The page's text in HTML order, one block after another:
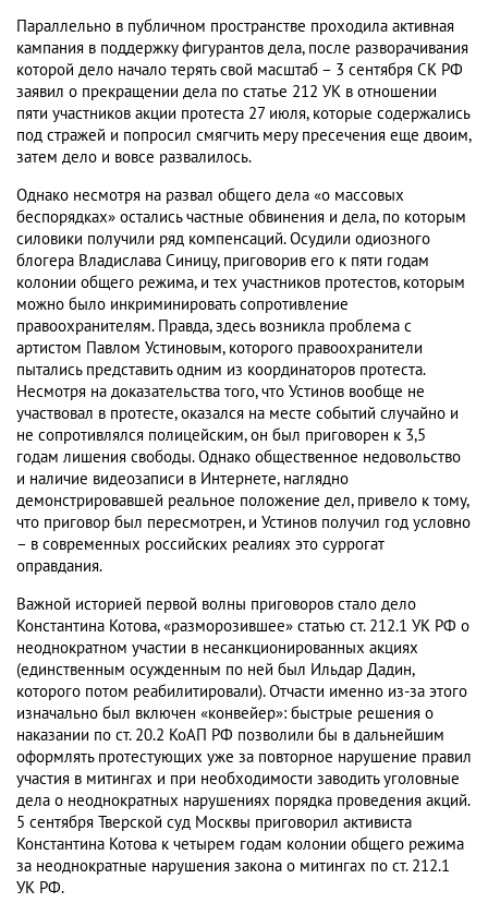
Параллельно в публичном пространстве проходила активная
кампания в поддержку фигурантов дела, после разворачивания
которой дело начало терять свой масштаб – 3 сентября СК РФ
заявил о прекращении дела по статье 212 УК в отношении
пяти участников акции протеста 27 июля, которые содержались
под стражей и попросил смягчить меру пресечения еще двоим,
затем дело и вовсе развалилось.
Однако несмотря на развал общего дела «о массовых
беспорядках» остались частные обвинения и дела, по которым
силовики получили ряд компенсаций. Осудили одиозного
блогера Владислава Синицу, приговорив его к пяти годам
колонии общего режима, и тех участников протестов, которым
можно было инкриминировать сопротивление
правоохранителям. Правда, здесь возникла проблема с
артистом Павлом Устиновым, которого правоохранители
пытались представить одним из координаторов протеста.
Несмотря на доказательства того, что Устинов вообще не
участвовал в протесте, оказался на месте событий случайно и
не сопротивлялся полицейским, он был приговорен к 3,5
годам лишения свободы. Однако общественное недовольство
и наличие видеозаписи в Интернете, наглядно
демонстрировавшей реальное положение дел, привело к тому,
что приговор был пересмотрен, и Устинов получил год условно
– в современных российских реалиях это суррогат
оправдания.
Важной историей первой волны приговоров стало дело
Константина Котова, «разморозившее» статью ст. 212.1 УК РФ о
неоднократном участии в несанкционированных акциях
(единственным осужденным по ней был Ильдар Дадин,
которого потом реабилитировали). Отчасти именно из-за этого
изначально был включен «конвейер»: быстрые решения о
наказании по ст. 20.2 КоАП РФ позволили бы в дальнейшим
оформлять протестующих уже за повторное нарушение правил
участия в митингах и при необходимости заводить уголовные
дела о неоднократных нарушениях порядка проведения акций.
5 сентября Тверской суд Москвы приговорил активиста
Константина Котова к четырем годам колонии общего режима
за неоднократные нарушения закона о митингах по ст. 212.1
УК РФ.